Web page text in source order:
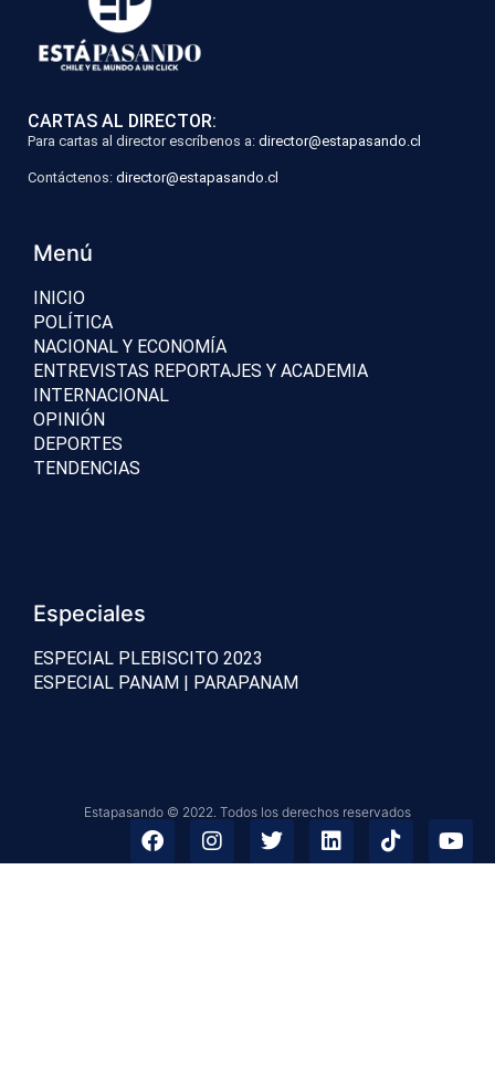
CARTAS AL DIRECTOR:
Para cartas al director escríbenos a: director@estapasando.cl
Contáctenos: director@estapasando.cl
Menú
INICIO
POLÍTICA
NACIONAL Y ECONOMÍA
ENTREVISTAS REPORTAJES Y ACADEMIA
INTERNACIONAL
OPINIÓN
DEPORTES
TENDENCIAS
Especiales
ESPECIAL PLEBISCITO 2023
ESPECIAL PANAM | PARAPANAM
Estapasando © 2022. Todos los derechos reservados